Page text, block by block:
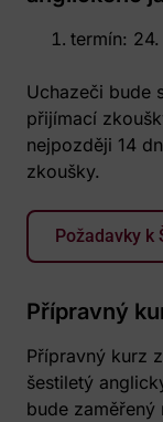
termín:
Uchazeči bude
přijímací
nejpozději 14
zkoušky.
Požadavky k
Přípravný
Přípravný kurz
šestiletý
bude